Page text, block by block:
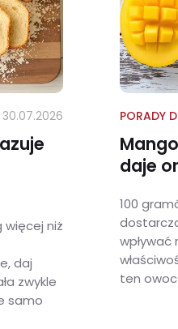
30.07.2026
więcej niż
daj
zwykle
samo
PORADY
daje
100
ten